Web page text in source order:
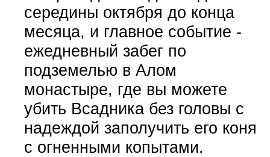
середины октября до конца
месяца, и главное событие -
ежедневный забег по
подземелью в Алом
монастыре, где вы можете
убить Всадника без головы с
надеждой заполучить его коня
с огненными копытами.